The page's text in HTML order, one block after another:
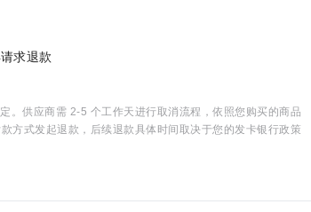
求退款
。供应商需 2-5 个工作天进行取消流程，依照您购买的商品
方式发起退款，后续退款具体时间取决于您的发卡银行政策